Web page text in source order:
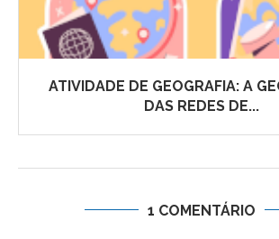
ATIVIDADE DE GEOGRAFIA: A
DAS REDES DE...
1 COMENTÁRIO